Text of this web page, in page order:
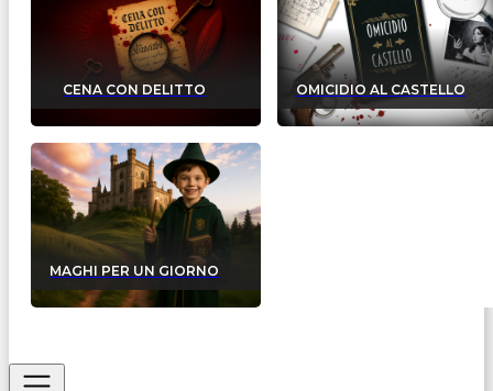
CENA CON DELITTO OMICIDIO AL CASTELLO
MAGHI PER UN GIORNO